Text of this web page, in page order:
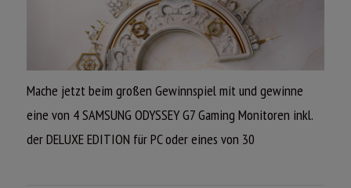
Mache jetzt beim großen Gewinnspiel mit und gewinne
eine von 4 SAMSUNG ODYSSEY G7 Gaming Monitoren inkl.
der DELUXE EDITION für PC oder eines von 30